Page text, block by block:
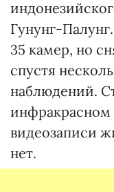
Гунунг-
35 камер, но
спустя
наблюдений.
инфракрасном
видеозаписи
нет.